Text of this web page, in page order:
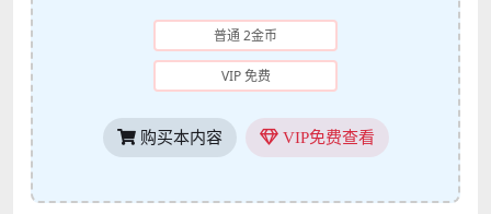
普通 2金币
VIP 免费
购买本内容 VIP免费查看